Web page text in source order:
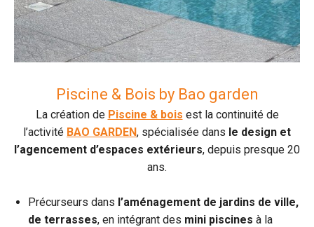
Piscine & Bois by Bao garden
La création de Piscine & bois est la continuité de
l’activité BAO GARDEN, spécialisée dans le design et
l’agencement d’espaces extérieurs, depuis presque 20
ans.
Précurseurs dans l’aménagement de jardins de ville,
de terrasses, en intégrant des mini piscines à la